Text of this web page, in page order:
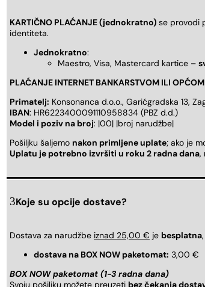
KARTIČNO PLAĆANJE (jednokratno) se provodi
identiteta.
Jednokratno:
Maestro, Visa, Mastercard kartice –
PLAĆANJE INTERNET BANKARSTVOM ILI
Primatelj: Konsonanca d.o.o., Garićgradska 13,
IBAN: HR6223400091110958834 (PBZ d.d.)
Model i poziv na broj: |00| |broj narudžbe|
Pošiljku šaljemo nakon primljene uplate; ako je
Uplatu je potrebno izvršiti u roku 2 radna dana,
Koje su opcije dostave?
Dostava za narudžbe iznad 25,00 € je besplatna
dostava na BOX NOW paketomat: 3,00 €
BOX NOW paketomat (1-3 radna dana)
Svoju pošiljku možete preuzeti bez čekanja